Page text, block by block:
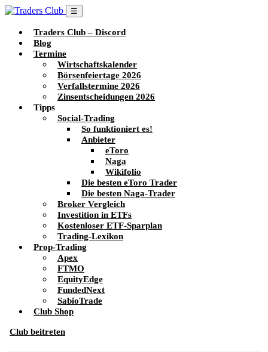
☰
Traders Club – Discord
Blog
Termine
Wirtschaftskalender
Börsenfeiertage 2026
Verfallstermine 2026
Zinsentscheidungen 2026
Tipps
Social-Trading
So funktioniert es!
Anbieter
eToro
Naga
Wikifolio
Die besten eToro Trader
Die besten Naga-Trader
Broker Vergleich
Investition in ETFs
Kostenloser ETF-Sparplan
Trading-Lexikon
Prop-Trading
Apex
FTMO
EquityEdge
FundedNext
SabioTrade
Club Shop
Club beitreten